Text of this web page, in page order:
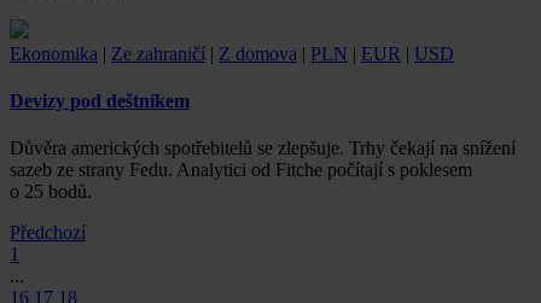
Ekonomika | Ze zahraničí | Z domova | PLN | EUR | USD
Devizy pod deštníkem
Důvěra amerických spotřebitelů se zlepšuje. Trhy čekají na snížení
sazeb ze strany Fedu. Analytici od Fitche počítají s poklesem
o 25 bodů.
Předchozí
1
...
16 17 18